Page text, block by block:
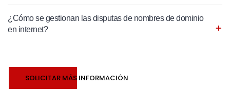
¿Cómo se gestionan las disputas de nombres de dominio
en internet?
SOLICITAR MÁS INFORMACIÓN